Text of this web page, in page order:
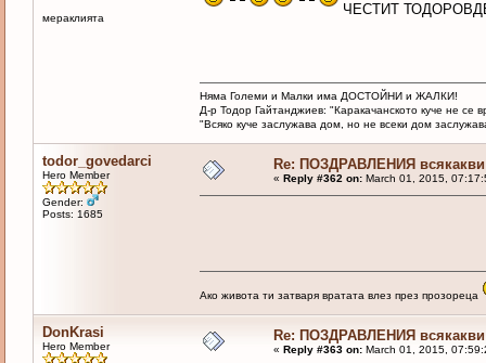
мераклията
ЧЕСТИТ
Няма Големи и Малки има ДОСТОЙНИ и ЖАЛКИ!
Д-р Тодор Гайтанджиев: "Каракачанското куче не
"Всяко куче заслужава дом, но не всеки дом
todor_govedarci
Hero Member
Gender:
Posts: 1685
Re: ПОЗДРАВЛЕНИЯ всякакви
« Reply #362 on:March 01, 2015,
Ако живота ти затваря вратата влез през прозореца
DonKrasi
Hero Member
Re: ПОЗДРАВЛЕНИЯ всякакви
« Reply #363 on:March 01, 2015,